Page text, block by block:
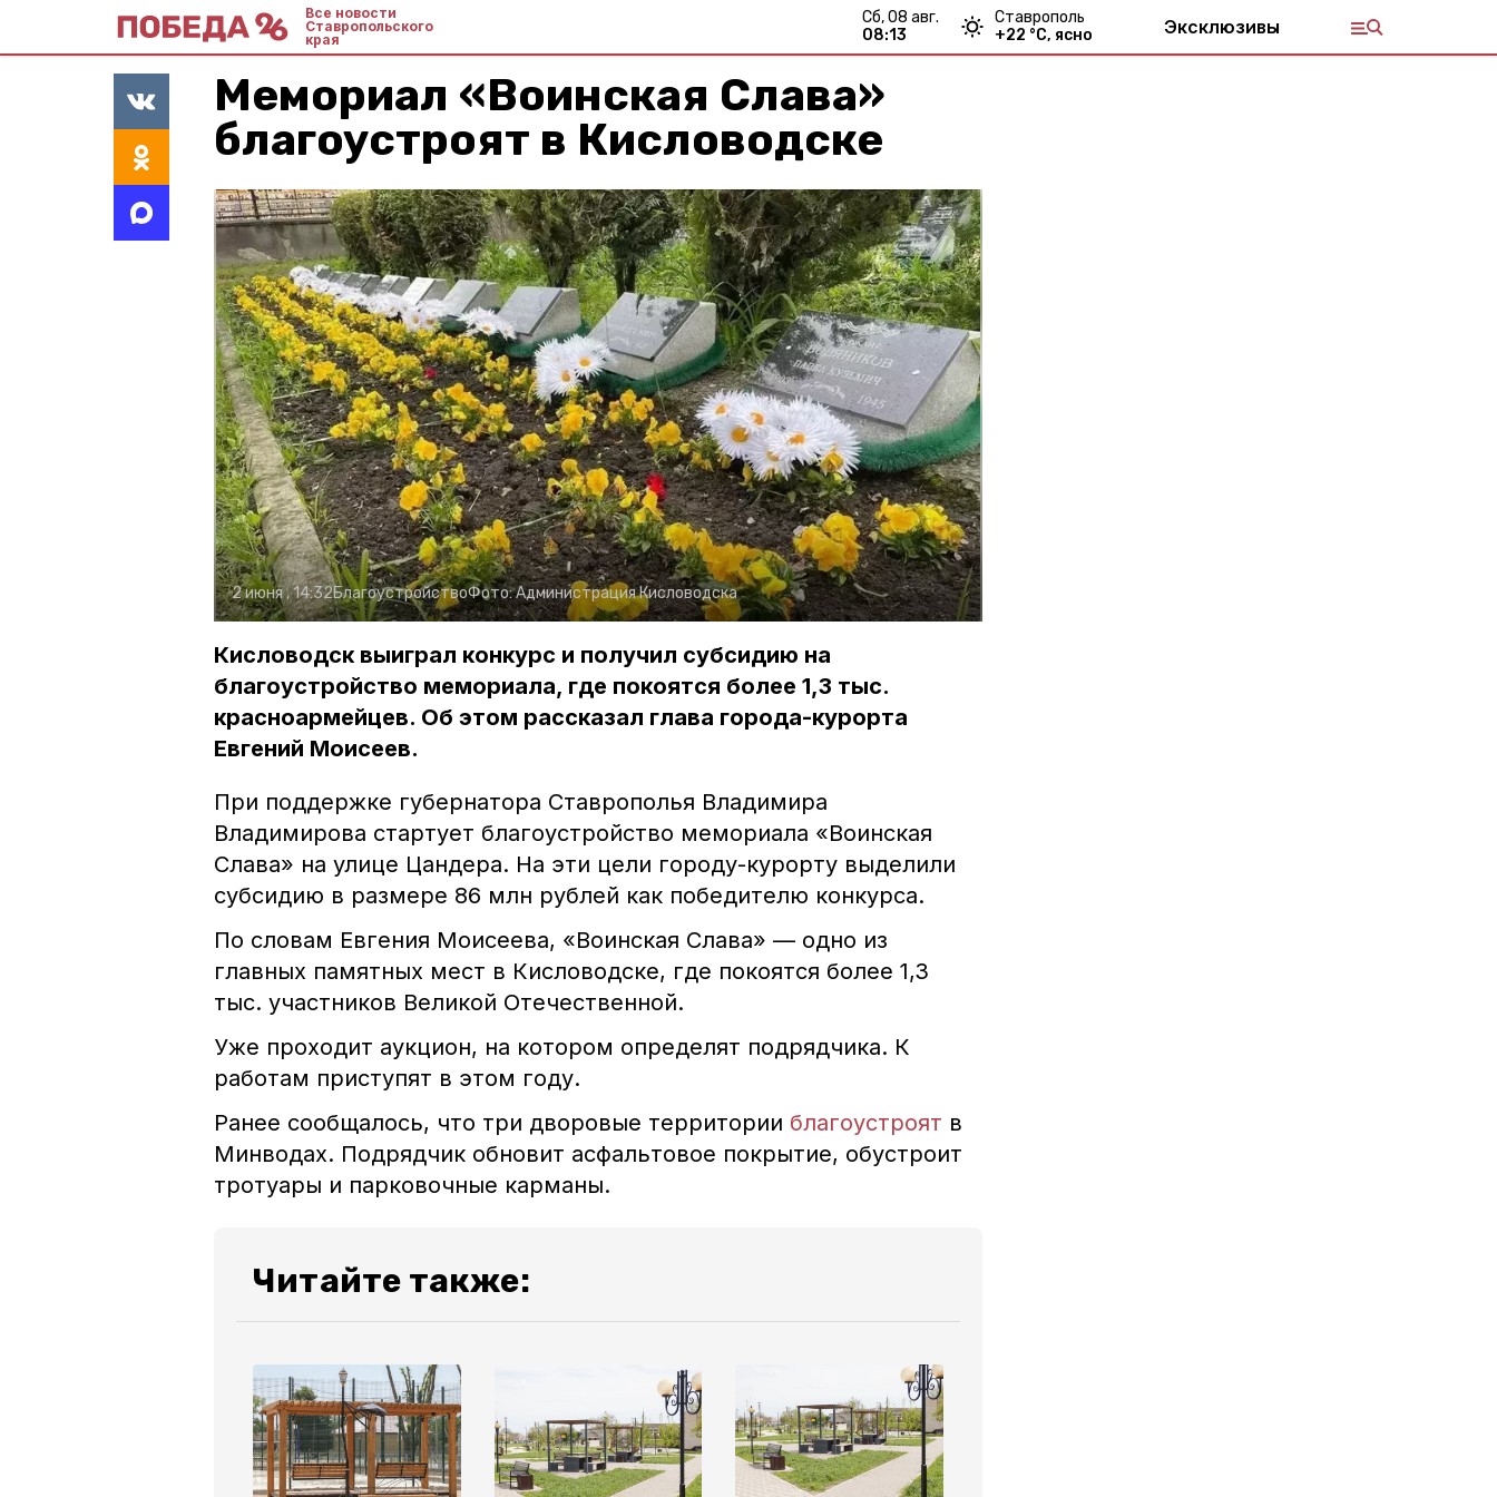
Все новости
Ставропольского
края
сб, 08 авг.
08:13
Ставрополь
+22 °С, ясно Эксклюзивы
Мемориал «Воинская Слава»
благоустроят в Кисловодске
2 июня , 14:32БлагоустройствоФото:Администрация Кисловодска
Кисловодск выиграл конкурс и получил субсидию на
благоустройство мемориала, где покоятся более 1,3 тыс.
красноармейцев. Об этом рассказал глава города-курорта
Евгений Моисеев.
При поддержке губернатора Ставрополья Владимира
Владимирова стартует благоустройство мемориала «Воинская
Слава» на улице Цандера. На эти цели городу-курорту выделили
субсидию в размере 86 млн рублей как победителю конкурса.
По словам Евгения Моисеева, «Воинская Слава» — одно из
главных памятных мест в Кисловодске, где покоятся более 1,3
тыс. участников Великой Отечественной.
Уже проходит аукцион, на котором определят подрядчика. К
работам приступят в этом году.
Ранее сообщалось, что три дворовые территории благоустроят в
Минводах. Подрядчик обновит асфальтовое покрытие, обустроит
тротуары и парковочные карманы.
Читайте также: